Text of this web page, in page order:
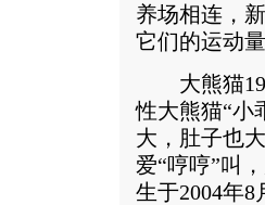
养场相连，
它们的运动
大熊猫19
性大熊猫“小
大，肚子也
爱“哼哼”叫
生于2004年